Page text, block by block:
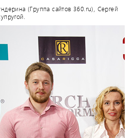
(Группа сайтов 360.ru), Сергей